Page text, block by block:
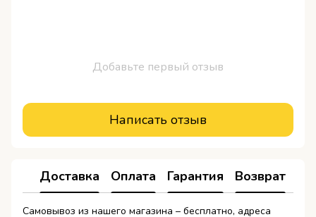
Добавьте первый отзыв
Написать отзыв
Доставка Оплата Гарантия Возврат
Самовывоз из нашего магазина – бесплатно, адреса